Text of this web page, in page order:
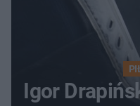
Igor